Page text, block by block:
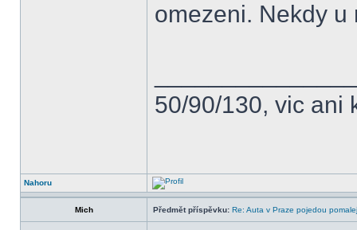
omezeni. Nekdy u
50/90/130, vic ani
Nahoru
Mich Předmět příspěvku: Re: Auta v Praze pojedou